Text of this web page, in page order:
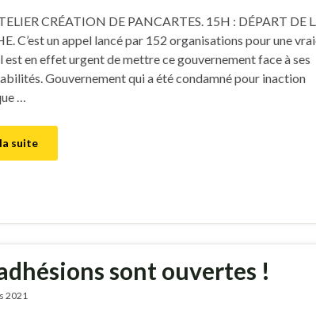
CRÉATION DE PANCARTES. 15H : DÉPART DE
C’est un appel lancé par 152 organisations pour une
est en effet urgent de mettre ce gouvernement face à ses
Gouvernement qui a été condamné pour inaction
…
suite
sont ouvertes !
2021